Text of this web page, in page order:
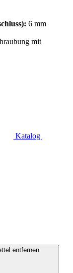
6 mm
mit
Katalog
entfernen